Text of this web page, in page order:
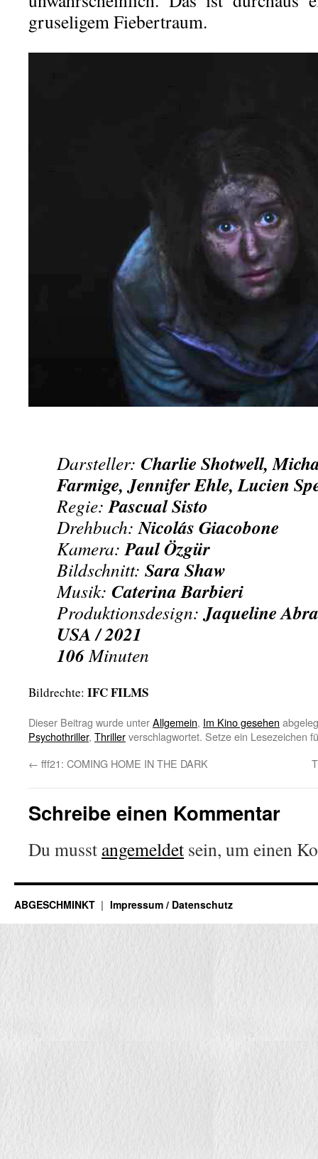
gruseligem Fiebertraum.
Darsteller: Charlie Shotwell,
Farmige, Jennifer Ehle, Lucien
Regie:Pascual Sisto
Drehbuch:Nicolás Giacobone
Kamera:Paul Özgür
Bildschnitt: Sara Shaw
Musik: Caterina Barbieri
Produktionsdesign:Jaqueline
USA / 2021
106Minuten
Bildrechte: IFC FILMS
Dieser Beitrag wurde unterAllgemein, Im Kino gesehen
Psychothriller, Thrillerverschlagwortet. Setze ein Lesezeichen
← fff21: COMING HOME IN THE DARK
Schreibe einen Kommentar
Du musst angemeldet sein, um einen
ABGESCHMINKT Impressum / Datenschutz